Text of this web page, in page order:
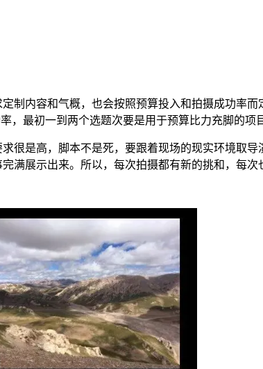
内容和气概，也会按照预算投入和拍摄成功率而
，最初一到两个选题次要是用于预算比力充脚的项
是高，脚本不是死，要跟着现场的现实环境取
满展示出来。所以，每次拍摄都有新的挑和，每